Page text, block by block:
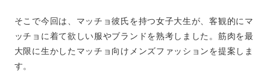
そこで今回は、マッチョ彼氏を持つ女子大生が、客観的にマ
ッチョに着て欲しい服やブランドを熟考しました。筋肉を最
大限に生かしたマッチョ向けメンズファッションを提案しま
す。